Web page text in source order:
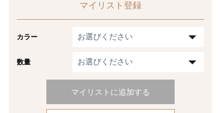
マイリスト登録
カラー
数量
マイリストに追加する